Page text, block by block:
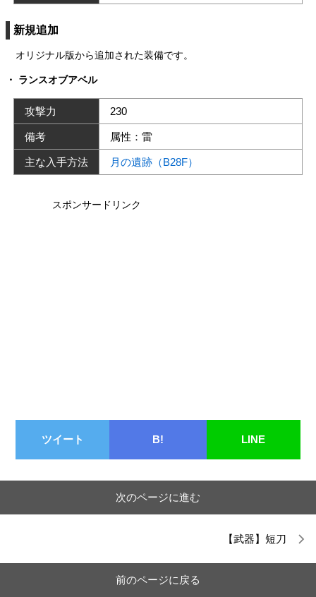
新規追加
オリジナル版から追加された装備です。
ランスオブアベル
攻撃力 230
備考 属性：雷
主な入手方法 月の遺跡（B28F）
スポンサードリンク
ツイート B! LINE
次のページに進む
【武器】短刀
前のページに戻る